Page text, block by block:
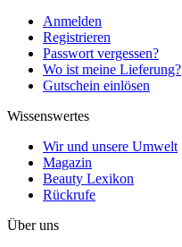
Anmelden
Registrieren
Passwort vergessen?
Wo ist meine Lieferung?
Gutschein einlösen
Wissenswertes
Wir und unsere Umwelt
Magazin
Beauty Lexikon
Rückrufe
Über uns